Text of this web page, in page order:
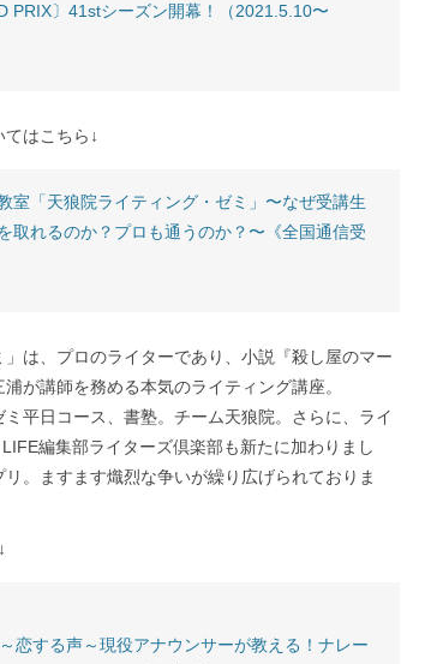
PRIX〕41stシーズン開幕！（2021.5.10〜
てはこちら↓
室「天狼院ライティング・ゼミ」〜なぜ受講生
取れるのか？プロも通うのか？〜《全国通信受
は、プロのライターであり、小説『殺し屋のマー
が講師を務める本気のライティング講座。
平日コース、書塾。チーム天狼院。さらに、ライ
編集部ライターズ倶楽部も新たに加わりまし
。ますます熾烈な争いが繰り広げられておりま
恋する声～現役アナウンサーが教える！ナレー